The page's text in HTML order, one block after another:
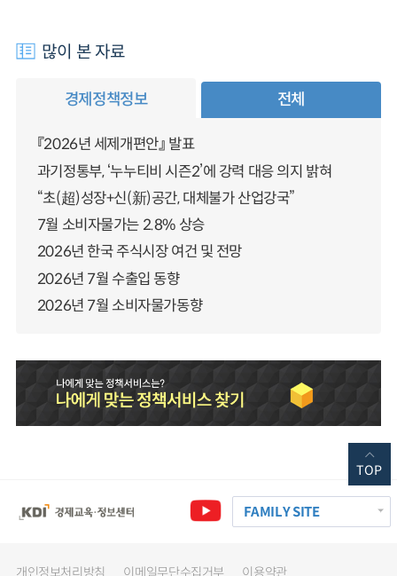
많이 본 자료
경제정책정보 전체
『2026년 세제개편안』 발표
과기정통부, ‘누누티비 시즌2’에 강력 대응 의지 밝혀
“초(超)성장+신(新)공간, 대체불가 산업강국”
7월 소비자물가는 2.8% 상승
2026년 한국 주식시장 여건 및 전망
2026년 7월 수출입 동향
2026년 7월 소비자물가동향
FAMILY SITE
개인정보처리방침 이메일무단수집거부 이용약관
TOP